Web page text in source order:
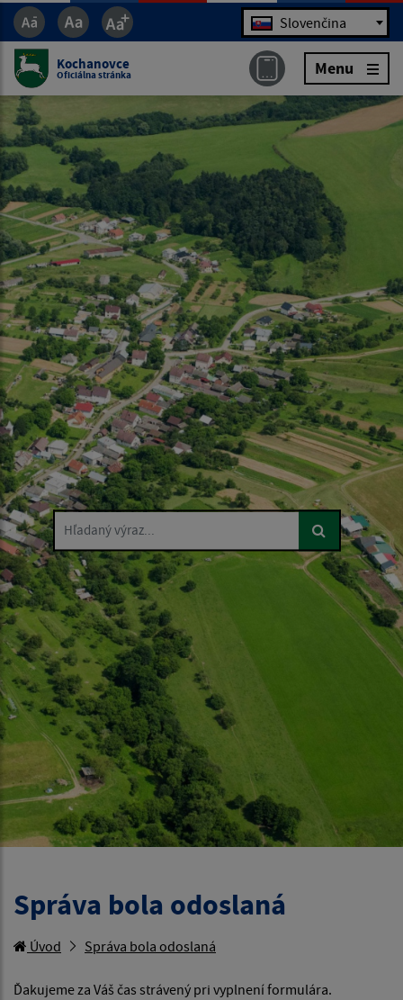
Jazyk Slovenčina
Kochanovce
Oficiálna stránka Menu
Hľadaný výraz...
Správa bola odoslaná
Úvod Správa bola odoslaná
Ďakujeme za Váš čas strávený pri vyplnení formulára.